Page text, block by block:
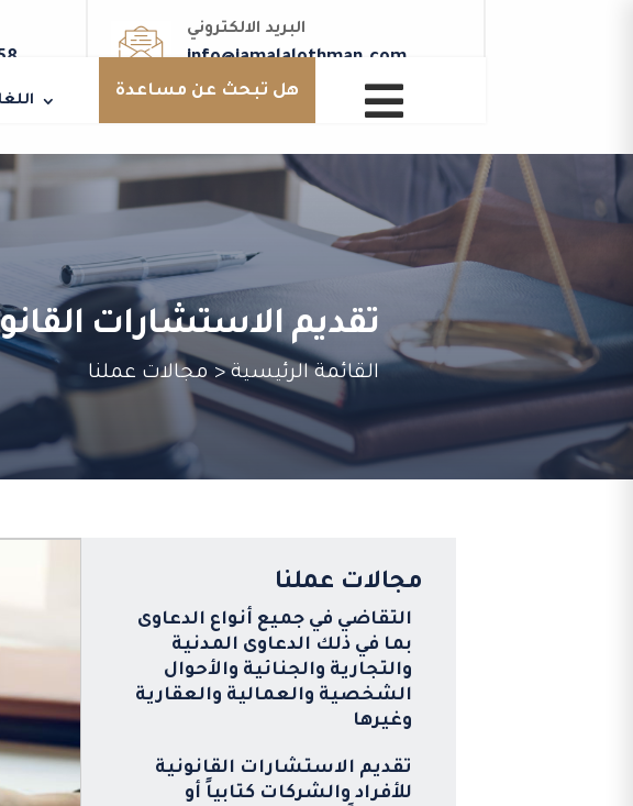
البريد الالكتروني
info@jamalalothman.com
هل تبحث عن مساعدة 
تقديم الاستشارات
القائمة الرئيسية < مجالات عملنا
مجالات عملنا
التقاضي في جميع أنواع الدعاوى
بما في ذلك الدعاوى المدنية
والتجارية والجنائية والأحوال
الشخصية والعمالية والعقارية
وغيرها
تقديم الاستشارات القانونية
للأفراد والشركات كتابياً أو